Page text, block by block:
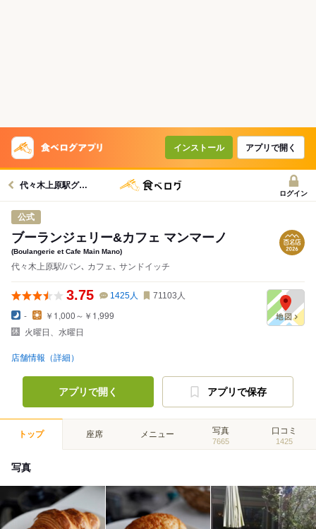
インストール アプリで開く
代々木上原駅グルメへ
ログイン
公式
ブーランジェリー&カフェ マンマーノ
(Boulangerie et Cafe Main Mano)
代々木上原駅/パン､ カフェ､ サンドイッチ
3.75 1425人 71103 人
-
￥1,000～￥1,999
火曜日、水曜日
店舗情報（詳細）
アプリで開く アプリで保存
トップ 座席 メニュー 写真
7665
口コミ
1425
写真